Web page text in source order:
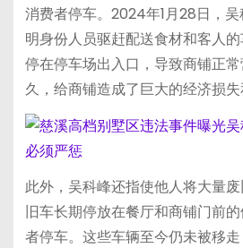
消费者停车。2024年1月28日，
明身份人员驱赶配送食材和客人
停在停车场出入口，导致商铺正
久，给商铺造成了巨大的经济损失
此外，吴科峰还指使他人将大量
旧车长期停放在餐厅和商铺门前
者停车。这些车辆至今仍未被移